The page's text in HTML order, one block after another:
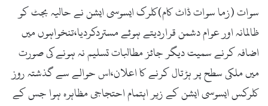
سوات (زما سوات ڈاٹ کام)کلرک ایسوسی ایشن نے حالیہ بجٹ کو
ظالمانہ اور عوام دشمن قراردیتے ہوئے مستردکردیا،تنخواہوں میں
اضافہ کرنے سمیت دیگر جائز مطالبات تسلیم نہ ہونے کی صورت
میں ملکی سطح پر ہڑتال کرنے کا اعلان،اس حوالے سے گذشتہ روز
کلرکس ایسوسی ایشن کے زیر اہتمام احتجاجی مظاہرہ ہوا جس کے